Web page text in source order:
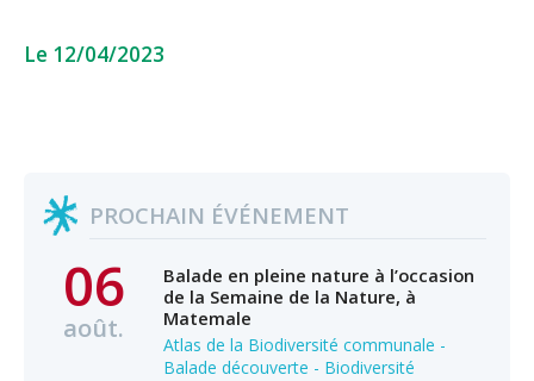
Le 12/04/2023
PROCHAIN ÉVÉNEMENT
06
août.
Balade en pleine nature à l’occasion
de la Semaine de la Nature, à
Matemale
Atlas de la Biodiversité communale -
Balade découverte - Biodiversité